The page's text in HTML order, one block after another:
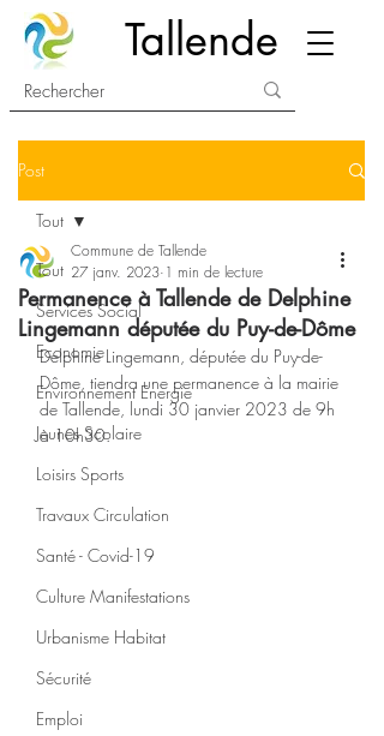
Tallende
Post
Tout
Services Social
Economie
Environnement Energie
Jeunes Scolaire
Loisirs Sports
Travaux Circulation
Santé - Covid-19
Culture Manifestations
Urbanisme Habitat
Sécurité
Emploi
Tout
Permanence à Tallende de Delphine
Lingemann députée du Puy-de-Dôme
Commune de Tallende
27 janv. 2023 1 min de lecture
Delphine Lingemann, députée du Puy-de-
Dôme, tiendra une permanence à la mairie
de Tallende, lundi 30 janvier 2023 de 9h
à 10h30.